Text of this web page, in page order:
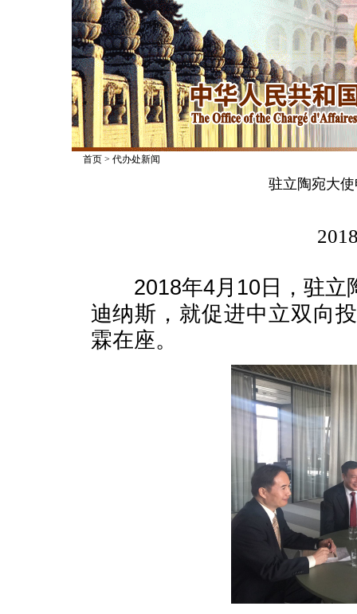
首页> 代办处新闻
驻立陶宛大
2018年4月10日，驻立
迪纳斯，就促进中立双向
霖在座。